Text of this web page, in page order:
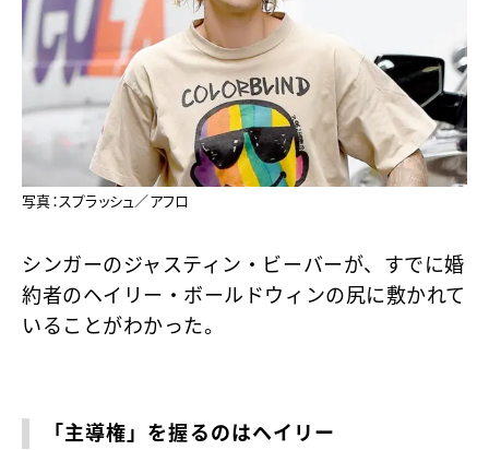
写真：スプラッシュ／アフロ
シンガーのジャスティン・ビーバーが、すでに婚
約者のヘイリー・ボールドウィンの尻に敷かれて
いることがわかった。
「主導権」を握るのはヘイリー